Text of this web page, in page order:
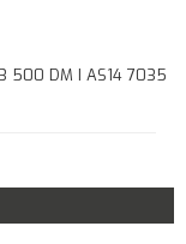
500 DM I AS14 7035